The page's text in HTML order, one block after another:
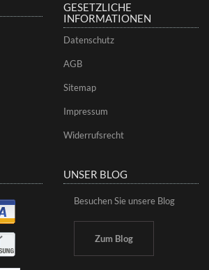
GESETZLICHE
INFORMATIONEN
Datenschutz
AGB
Sitemap
Impressum
Widerrufsrecht
UNSER BLOG
Besuchen Sie unsere Blog
Zum Blog